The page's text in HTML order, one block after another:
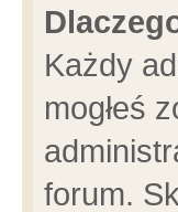
Każdy
mogłeś
forum.